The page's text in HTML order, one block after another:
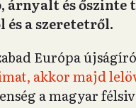
árnyalt és őszinte
és a szeretetről.
Európa
akkor majd
a magyar